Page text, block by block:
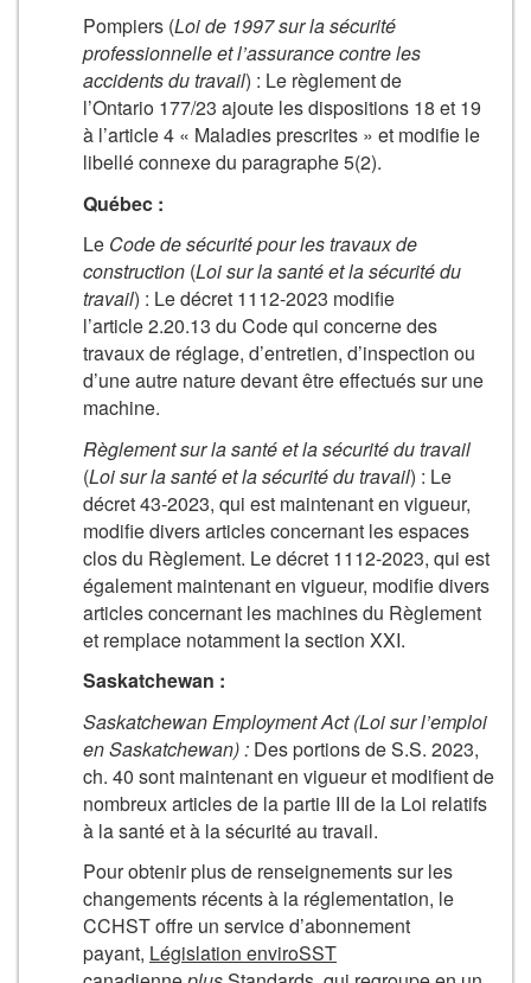
Pompiers (Loi de 1997 sur la sécurité
professionnelle et l’assurance contre les
accidents du travail) : Le règlement de
l’Ontario 177/23 ajoute les dispositions 18 et 19
à l’article 4 « Maladies prescrites » et modifie le
libellé connexe du paragraphe 5(2).
Québec :
Le Code de sécurité pour les travaux de
construction (Loi sur la santé et la sécurité du
travail) : Le décret 1112-2023 modifie
l’article 2.20.13 du Code qui concerne des
travaux de réglage, d’entretien, d’inspection ou
d’une autre nature devant être effectués sur une
machine.
Règlement sur la santé et la sécurité du travail
(Loi sur la santé et la sécurité du travail) : Le
décret 43‑2023, qui est maintenant en vigueur,
modifie divers articles concernant les espaces
clos du Règlement. Le décret 1112-2023, qui est
également maintenant en vigueur, modifie divers
articles concernant les machines du Règlement
et remplace notamment la section XXI.
Saskatchewan :
Saskatchewan Employment Act(Loi sur l’emploi
en Saskatchewan) : Des portions de S.S. 2023,
ch. 40 sont maintenant en vigueur et modifient de
nombreux articles de la partie III de la Loi relatifs
à la santé et à la sécurité au travail.
Pour obtenir plus de renseignements sur les
changements récents à la réglementation, le
CCHST offre un service d’abonnement
payant, Législation enviroSST